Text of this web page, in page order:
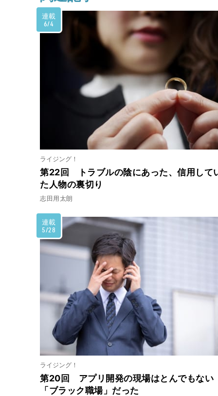
連載
6/4
ライジング！
第22回 トラブルの陰にあった、信用して
た人物の裏切り
志田用太朗
連載
5/28
ライジング！
第20回 アプリ開発の現場はとんでもない
「ブラック職場」だった